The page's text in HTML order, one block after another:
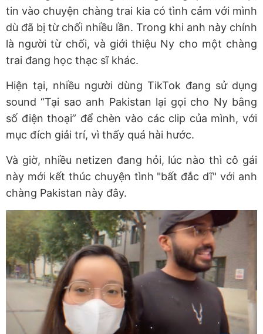
tin vào chuyện chàng trai kia có tình cảm với mình
dù đã bị từ chối nhiều lần. Trong khi anh này chính
là người từ chối, và giới thiệu Ny cho một chàng
trai đang học thạc sĩ khác.
Hiện tại, nhiều người dùng TikTok đang sử dụng
sound “Tại sao anh Pakistan lại gọi cho Ny bằng
số điện thoại” để chèn vào các clip của mình, với
mục đích giải trí, vì thấy quá hài hước.
Và giờ, nhiều netizen đang hỏi, lúc nào thì cô gái
này mới kết thúc chuyện tình "bất đắc dĩ" với anh
chàng Pakistan này đây.